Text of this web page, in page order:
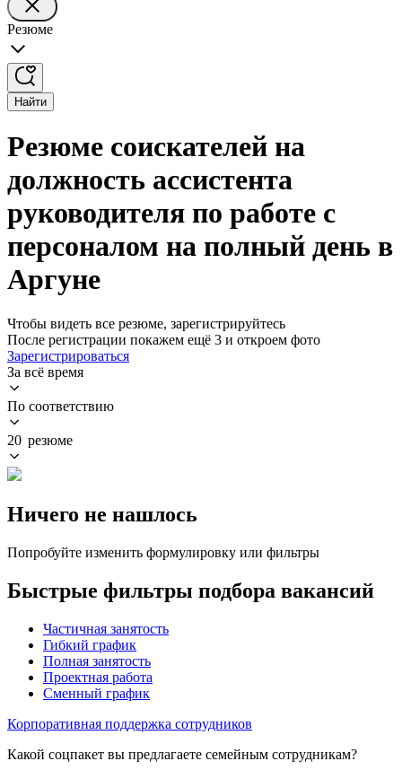
Резюме
Найти
Резюме соискателей на
должность ассистента
руководителя по работе с
персоналом на полный день в
Аргуне
Чтобы видеть все резюме, зарегистрируйтесь
После регистрации покажем ещё 3 и откроем фото
Зарегистрироваться
За всё время
По соответствию
20 резюме
Ничего не нашлось
Попробуйте изменить формулировку или фильтры
Быстрые фильтры подбора вакансий
Частичная занятость
Гибкий график
Полная занятость
Проектная работа
Сменный график
Корпоративная поддержка сотрудников
Какой соцпакет вы предлагаете семейным сотрудникам?